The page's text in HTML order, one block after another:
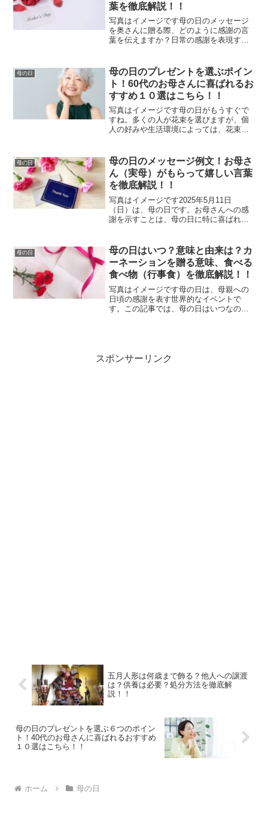
葉を徹底解説！！
写真はイメージです母の日のメッセージ
を奥さんに贈る際、どのように感謝の言
葉を伝えますか？日常の感謝を表現する
の書き方と具体的な例文をお伝えしま
す。母の日のメッセージ（妻...
母の日
母の日のプレゼントを選ぶポイン
ト！60代のお母さんに喜ばれるお
すすめ１０選はこちら！！
写真はイメージです母の日がもうすぐで
すね。多くの人が花束を選びますが、個
人の好みや生活環境によっては、花束が
やりが難しいと感じる方には別のプレゼ
ントが向いているでしょう...
母の日
母の日のメッセージ例文！お母さ
ん（実母）がもらって嬉しい言葉
を徹底解説！！
写真はイメージです2025年5月11日
（日）は、母の日です。お母さんへの感
謝を示すことは、母の日に特に喜ばれる
表すと良いでしょう。さらに、お母さん
の健康を気遣う言葉や、...
母の日
母の日はいつ？意味と由来は？カ
ーネーションを贈る意味、食べる
食べ物（行事食）を徹底解説！！
写真はイメージです母の日は、母親への
日頃の感謝を表す世界的なイベントで
す。この記事では、母の日はいつなの
スポンサーリンク
五月人形は何歳まで飾る？他人への譲渡
は？供養は必要？処分方法を徹底解
説！！
母の日のプレゼントを選ぶ６つのポイン
ト！40代のお母さんに喜ばれるおすすめ
１０選はこちら！！
ホーム 母の日